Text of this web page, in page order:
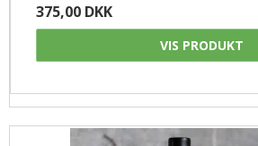
375,00 DKK
VIS PRODUKT